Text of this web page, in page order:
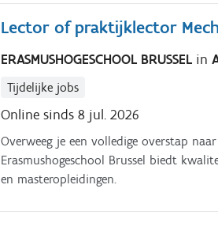
ontplooiing voor iedereen, in vrijheid en
Lector of praktijklector
ERASMUSHOGESCHOOL BRUSSEL in
Tijdelijke jobs
Online sinds 8 jul. 2026
Overweeg je een volledige overstap
Erasmushogeschool Brussel biedt
en masteropleidingen.